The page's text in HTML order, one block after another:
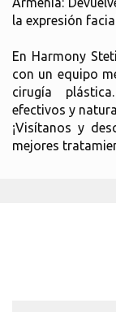
la expresión
En Harmony
con un equipo
cirugía
efectivos y
¡Visítanos y
mejores